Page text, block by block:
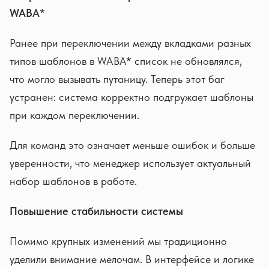
WABA*
Ранее при переключении между вкладками разных
типов шаблонов в WABA* список не обновлялся,
что могло вызывать путаницу. Теперь этот баг
устранен: система корректно подгружает шаблоны
при каждом переключении.
Для команд это означает меньше ошибок и больше
уверенности, что менеджер использует актуальный
набор шаблонов в работе.
Повышение стабильности системы
Помимо крупных изменений мы традиционно
уделили внимание мелочам. В интерфейсе и логике